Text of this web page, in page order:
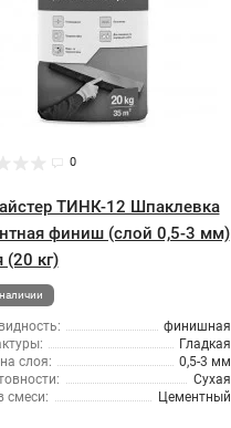
0
ТИНК-12 Шпаклевка
финиш (слой 0,5-3 мм)
(20 кг)
финишная
Гладкая
слоя:
0,5-3 мм
Сухая
смеси:
Цементный